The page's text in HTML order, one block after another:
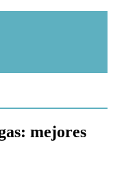
mejores